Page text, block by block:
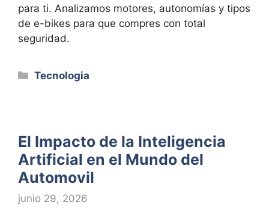
para ti. Analizamos motores, autonomías y tipos
de e-bikes para que compres con total
seguridad.
Categorías
Tecnologia
El Impacto de la Inteligencia
Artificial en el Mundo del
Automovil
junio 29, 2026